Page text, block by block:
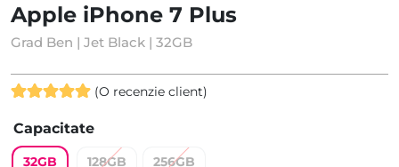
Apple iPhone 7 Plus
Grad Ben | Jet Black | 32GB
5.00din 5
pe baza
unei singure
(O recenzie client)
Capacitate
32GB 128GB 256GB